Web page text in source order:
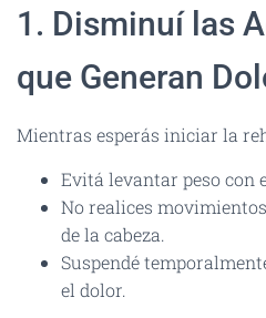
1. Disminuí las
que Generan
Mientras esperás iniciar la
Evitá levantar peso con
No realices
de la cabeza.
Suspendé
el dolor.